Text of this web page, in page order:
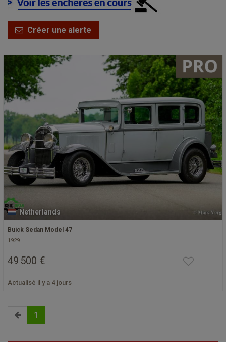
Créer une alerte
Netherlands
Buick Sedan Model 47
1929
49 500 €
Actualisé il y a 4 jours
1